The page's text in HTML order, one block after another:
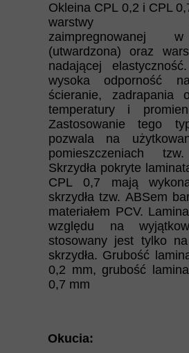
Okucia:
Okleina CPL 0,2 i CPL
warstwy
zaimpregnowanej
(utwardzona) oraz
nadającej
wysoka odporność
ścieranie, zadrapania
temperatury i
Zastosowanie tego
pozwala na
pomieszczeniach tzw.
Skrzydła pokryte
CPL 0,7 mają
skrzydła tzw. ABSem
materiałem PCV.
względu na
stosowany jest tylko na
skrzydła. Grubość
0,2 mm, grubość
0,7 mm